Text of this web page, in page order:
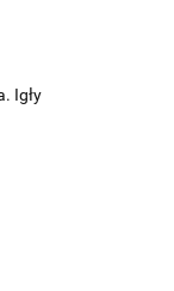
Igły